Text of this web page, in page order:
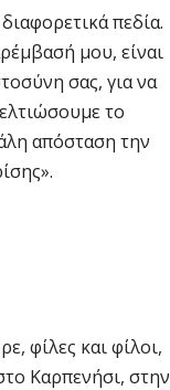
πεδία.
μου, είναι
σας, για να
το
απόσταση την
φίλες και φίλοι,
Καρπενήσι, στην